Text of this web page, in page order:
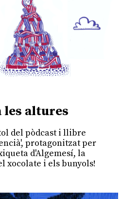
les altures
del pòdcast i llibre
protagonitzat per
d'Algemesí, la
xocolate i els bunyols!